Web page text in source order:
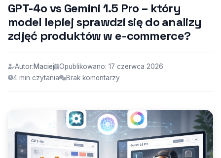
GPT-4o vs Gemini 1.5 Pro – który
model lepiej sprawdzi się do analizy
zdjęć produktów w e-commerce?
Autor:Maciej
Opublikowano: 17 czerwca 2026
4 min czytania
Brak komentarzy